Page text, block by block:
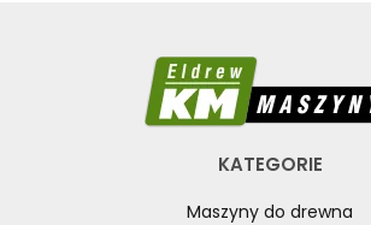
KATEGORIE
Maszyny do drewna